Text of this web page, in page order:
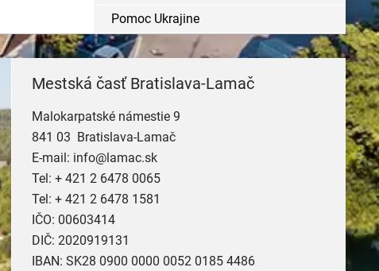
Pomoc Ukrajine
Mestská časť Bratislava-Lamač
Malokarpatské námestie 9
841 03 Bratislava-Lamač
E-mail: info@lamac.sk
Tel:+ 421 2 6478 0065
Tel:+ 421 2 6478 1581
IČO: 00603414
DIČ: 2020919131
IBAN: SK28 0900 0000 0052 0185 4486